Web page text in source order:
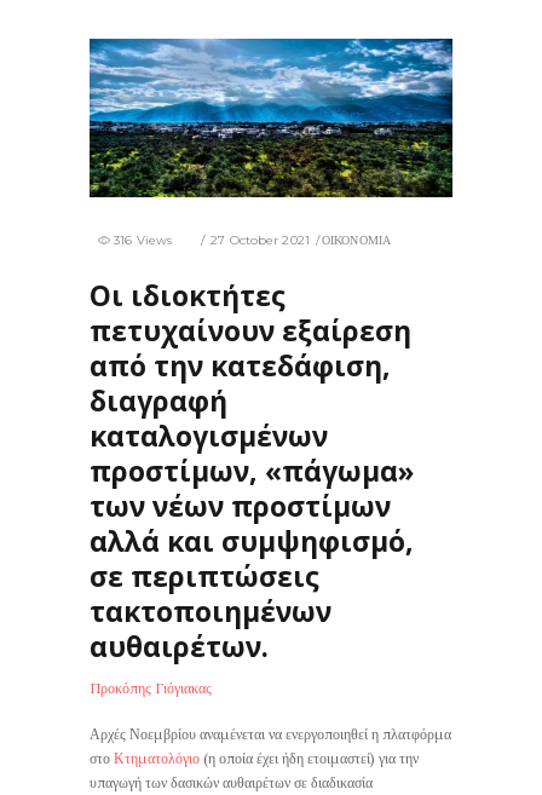
27 October 2021 ΟΙΚΟΝΟΜΙΑ
316 Views
Οι ιδιοκτήτες
πετυχαίνουν εξαίρεση
από την κατεδάφιση,
διαγραφή
καταλογισμένων
προστίμων, «πάγωμα»
των νέων προστίμων
αλλά και συμψηφισμό,
σε περιπτώσεις
τακτοποιημένων
αυθαιρέτων.
Προκόπης Γιόγιακας
Αρχές Νοεμβρίου αναμένεται να ενεργοποιηθεί η πλατφόρμα
στο Κτηματολόγιο (η οποία έχει ήδη ετοιμαστεί) για την
υπαγωγή των δασικών αυθαιρέτων σε διαδικασία